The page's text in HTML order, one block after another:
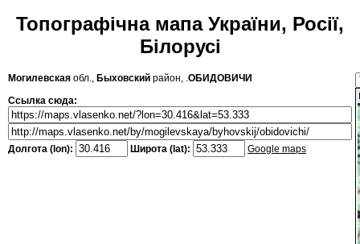
Топографічна мапа України, Росії,
Білорусі
Могилевская обл., Быховский район, .ОБИДОВИЧИ
Ссылка сюда:
Долгота (lon): Широта (lat): Google maps